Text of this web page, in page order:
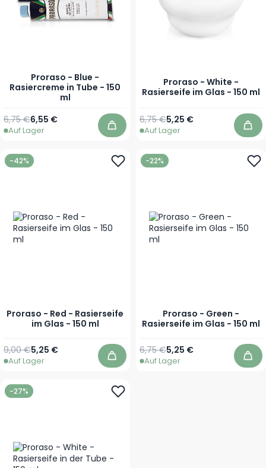
Proraso - Blue -
Rasiercreme in Tube - 150
ml
Sonderpreis
6,55 €
Regulärer Preis
6,75 €
Auf Lager In den Warenkorb
Proraso - White -
Rasierseife im Glas - 150 ml
Sonderpreis
5,25 €
Regulärer Preis
6,75 €
Auf Lager In
-42%
Proraso - Red - Rasierseife
im Glas - 150 ml
Sonderpreis
5,25 €
Regulärer Preis
9,00 €
Auf Lager In den Warenkorb
-22%
Proraso - Green -
Rasierseife im Glas - 150 ml
Sonderpreis
5,25 €
Regulärer Preis
6,75 €
Auf Lager In
-27%